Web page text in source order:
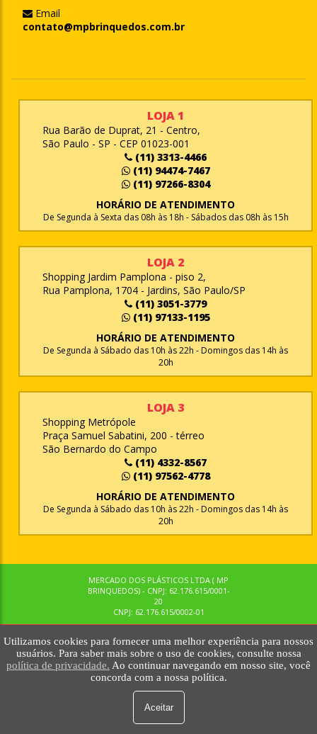
Utilizamos cookies para fornecer uma melhor experiência para nossos
usuários. Para saber mais sobre o uso de cookies, consulte nossa
política de privacidade. Ao continuar navegando em nosso site, você
concorda com a nossa política.
Aceitar
Email
contato@mpbrinquedos.com.br
LOJA 1
Rua Barão de Duprat, 21 - Centro,
São Paulo - SP - CEP 01023-001
(11) 3313-4466
(11) 94474-7467
(11) 97266-8304
HORÁRIO DE ATENDIMENTO
De Segunda à Sexta das 08h às 18h - Sábados das 08h às 15h
LOJA 2
Shopping Jardim Pamplona - piso 2,
Rua Pamplona, 1704 - Jardins, São Paulo/SP
(11) 3051-3779
(11) 97133-1195
HORÁRIO DE ATENDIMENTO
De Segunda à Sábado das 10h às 22h - Domingos das 14h às
20h
LOJA 3
Shopping Metrópole
Praça Samuel Sabatini, 200 - térreo
São Bernardo do Campo
(11) 4332-8567
(11) 97562-4778
HORÁRIO DE ATENDIMENTO
De Segunda à Sábado das 10h às 22h - Domingos das 14h às
20h
MERCADO DOS PLÁSTICOS LTDA ( MP
BRINQUEDOS) - CNPJ: 62.176.615/0001-
20
CNPJ: 62.176.615/0002-01
© MPBRINQUEDOS. TODOS OS DIREITOS RESERVADOS. MKTNOW